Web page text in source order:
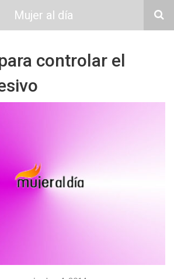
Mujer al día
controlar el